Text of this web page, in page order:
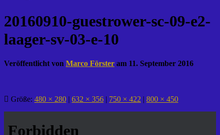
20160910-guestrower-sc-09-e2-
laager-sv-03-e-10
Veröffentlicht von Marco Förster am 11. September 2016
Größe: 480 × 280 | 632 × 356 | 750 × 422 | 800 × 450